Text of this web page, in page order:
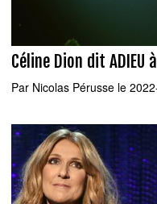
Céline Dion dit ADIEU
Par Nicolas Pérusse le